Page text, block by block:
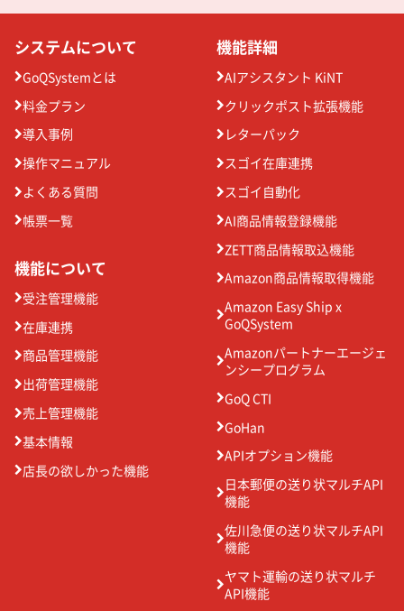
システムについて
GoQSystemとは
料金プラン
導入事例
操作マニュアル
よくある質問
帳票一覧
機能について
受注管理機能
在庫連携
商品管理機能
出荷管理機能
売上管理機能
基本情報
店長の欲しかった機能
機能詳細
AIアシスタント KiNT
クリックポスト拡張機能
レターパック
スゴイ在庫連携
スゴイ自動化
AI商品情報登録機能
ZETT商品情報取込機能
Amazon商品情報取得機能
Amazon Easy Ship x
GoQSystem
Amazonパートナーエージェ
ンシープログラム
GoQ CTI
GoHan
APIオプション機能
日本郵便の送り状マルチAPI
機能
佐川急便の送り状マルチAPI
機能
ヤマト運輸の送り状マルチ
API機能